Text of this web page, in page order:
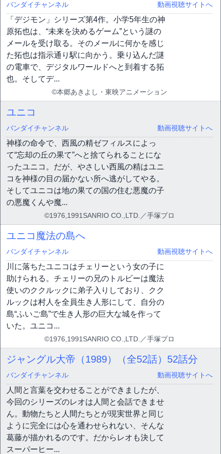
バンダイチャンネル 動画視聴サイトへ
「デジモン」シリーズ第4作。小学5年生の神
原拓也は、“未来を決めるゲーム”という謎の
メールを受け取る。そのメールに何かを感じ
た拓也は指示通り駅に向かう。乗り込んだ謎
の電車で、デジタルワールドへと到着する拓
也。そしてデ...
©本郷あきよし・東映アニメーション
ユニコ
バンダイチャンネル 動画視聴サイトへ
神様の命令で、西風の精ゼフィルスによっ
て“忘却の丘の果て”へと捨てられることにな
ったユニコ。だが、やさしい西風の精はユニ
コを神様の目の届かない所へ逃がしてやる。
そしてユニコは地の果ての国の住む悪魔の子
の悪魔くんや魔...
©1976,1991SANRIO CO.,LTD.／手塚プロ
ユニコ魔法の島へ
バンダイチャンネル 動画視聴サイトへ
川に落ちたユニコはチェリーという女の子に
助けられる。チェリーの兄のトルビーは魔法
使いのククルックに弟子入りしており、クク
ルックは村人を全員生き人形にして、自分の
島“ふいご島”で生き人形の巨大な城を作って
いた。ユニコ...
©1976,1991SANRIO CO.,LTD.／手塚プロ
ジャングル大帝（1989）（全52話） 52話分
バンダイチャンネル 動画視聴サイトへ
人間と言葉を交わせることができましたが、
今回のシリーズのレオは人間と会話できませ
ん。動物たちと人間たちとが現実世界と同じ
ように完全には心を通わせられない、そんな
葛藤が描かれるのです。だからレオも決して
スーパーヒー...